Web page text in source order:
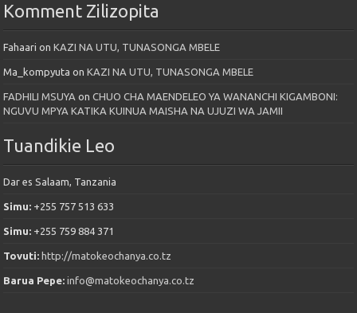
Komment Zilizopita
Fahaari onKAZI NA UTU, TUNASONGA MBELE
Ma_kompyuta onKAZI NA UTU, TUNASONGA MBELE
FADHILI MSUYA onCHUO CHA MAENDELEO YA WANANCHI KIGAMBONI:
NGUVU MPYA KATIKA KUINUA MAISHA NA UJUZI WA JAMII
Tuandikie Leo
Dar es Salaam, Tanzania
Simu: +255 757 513 633
Simu: +255 759 884 371
Tovuti: http://matokeochanya.co.tz
Barua Pepe:info@matokeochanya.co.tz